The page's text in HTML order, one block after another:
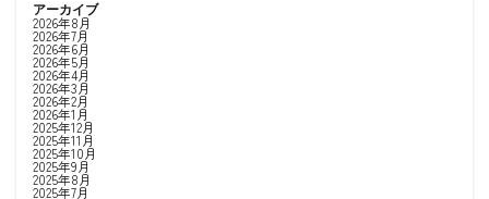
アーカイブ
2026年8月
2026年7月
2026年6月
2026年5月
2026年4月
2026年3月
2026年2月
2026年1月
2025年12月
2025年11月
2025年10月
2025年9月
2025年8月
2025年7月